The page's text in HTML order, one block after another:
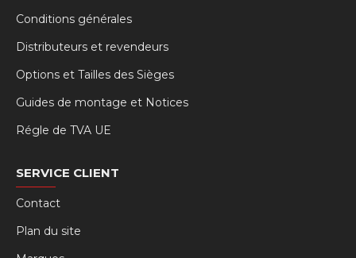
Conditions générales
Distributeurs et revendeurs
Options et Tailles des Sièges
Guides de montage et Notices
Régle de TVA UE
SERVICE CLIENT
Contact
Plan du site